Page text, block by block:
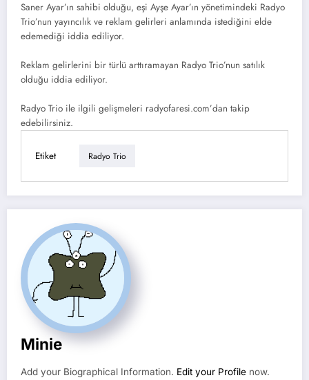
Saner Ayar’ın sahibi olduğu, eşi Ayşe Ayar’ın yönetimindeki Radyo
Trio’nun yayıncılık ve reklam gelirleri anlamında istediğini elde
edemediği iddia ediliyor.
Reklam gelirlerini bir türlü arttıramayan Radyo Trio’nun satılık
olduğu iddia ediliyor.
Radyo Trio ile ilgili gelişmeleri radyofaresi.com’dan takip
edebilirsiniz.
Etiket Radyo Trio
Minie
Add your Biographical Information. Edit your Profile now.